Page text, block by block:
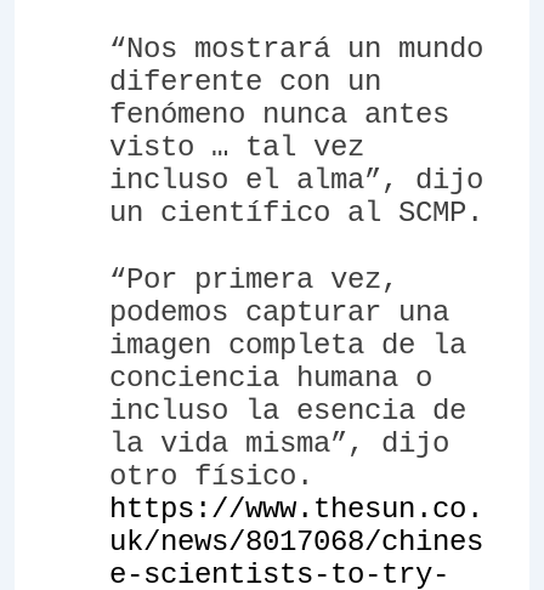
“Nos mostrará un mundo
diferente con un
fenómeno nunca antes
visto … tal vez
incluso el alma”, dijo
un científico al SCMP.
“Por primera vez,
podemos capturar una
imagen completa de la
conciencia humana o
incluso la esencia de
la vida misma”, dijo
otro físico.
https://www.thesun.co.
uk/news/8017068/chines
e-scientists-to-try-